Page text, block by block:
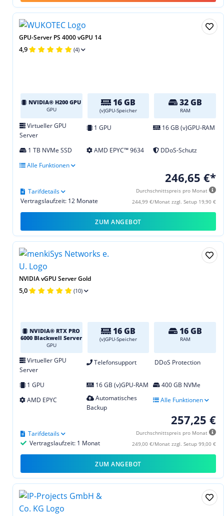
GPU-Server PS 4000 vGPU 14
4,9 (4)
NVIDIA® H200 GPU
GPU
16 GB
(v)GPU-Speicher
32 GB
RAM
Virtueller GPU
Server
1 GPU 16 GB (v)GPU-RAM
1 TB NVMe SSD AMD EPYC™ 9634
DDoS-Schutz
Alle Funktionen
246,65 €*
Durchschnittspreis pro Monat
244,99 €/Monat zzgl. Setup 19,90 €
Vertragslaufzeit: 12 Monate
Tarifdetails
ZUM ANGEBOT
NVIDIA vGPU Server Gold
5,0 (10)
NVIDIA® RTX PRO
6000 Blackwell Server
GPU
16 GB
(v)GPU-Speicher
16 GB
RAM
Virtueller GPU
Server
Telefonsupport DDoS Protection
1 GPU 16 GB (v)GPU-RAM
400 GB NVMe
AMD EPYC
Automatisches
Backup
Alle Funktionen
257,25 €
Durchschnittspreis pro Monat
249,00 €/Monat zzgl. Setup 99,00 €
Vertragslaufzeit: 1 Monat
Tarifdetails
ZUM ANGEBOT